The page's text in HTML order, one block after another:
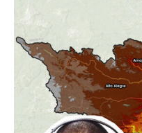
Gerar
Mapa
Hipsométrico
QGIS